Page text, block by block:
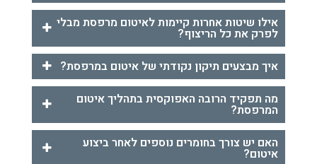
אילו שיטות אחרות קיימות לאיטום מרפסת מבלי
לפרק את כל הריצוף?
איך מבצעים תיקון נקודתי של איטום במרפסת?
מה תפקיד הרובה האפוקסית בתהליך איטום
המרפסת?
האם יש צורך בחומרים נוספים לאחר ביצוע
איטום?